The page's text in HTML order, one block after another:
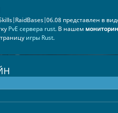
представлен в
PvE сервера rust. В нашем
игры Rust.